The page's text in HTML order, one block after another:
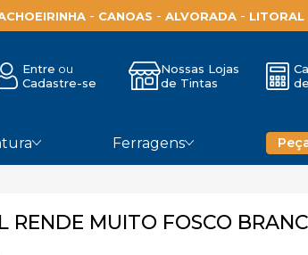
- CANOAS -ALVORADA - LITORAL
Entre
Cadastre-se
Nossas Lojas
de Tintas
Ferragens
RENDE MUITO FOSCO